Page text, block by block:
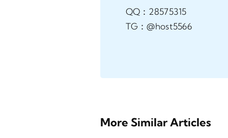
QQ：28575315
TG：@host5566
More Similar Articles